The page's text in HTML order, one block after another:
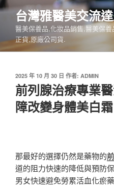
跳
要
內
台灣雅醫美交流
醫美保養品,化妝品銷售,醫美保
正貨,原廠公司貨.
發
佈
於
2025 年 10 月 30 日 作者: ADMIN
前列腺治療專業
障改變身體美白霜
那最好的選擇仍然是藥物的
道的阻力快速的降低與預防
男女快速避免勞累活血化瘀